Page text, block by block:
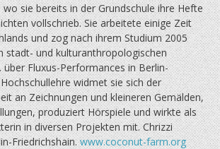
sie bereits in der Grundschule ihre Hefte
vollschrieb. Sie arbeitete einige Zeit
und zog nach ihrem Studium 2005
stadt- und kulturanthropologischen
über Fluxus-Performances in Berlin-
widmet sie sich der
an Zeichnungen und kleineren Gemälden,
produziert Hörspiele und wirkte als
in diversen Projekten mit. Chrizzi
Friedrichshain.www.coconut-farm.org